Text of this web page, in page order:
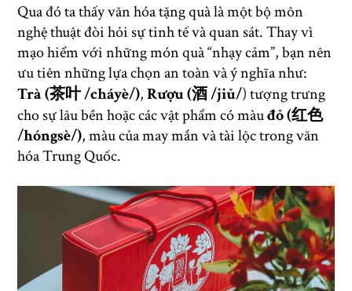
Qua đó ta thấy văn hóa tặng quà là một bộ môn
nghệ thuật đòi hỏi sự tinh tế và quan sát. Thay vì
mạo hiểm với những món quà “nhạy cảm”, bạn nên
ưu tiên những lựa chọn an toàn và ý nghĩa như:
Trà (茶叶 /cháyè/),Rượu (酒 /jiǔ/) tượng trưng
cho sự lâu bền hoặc các vật phẩm có màuđỏ (红色
/hóngsè/), màu của may mắn và tài lộc trong văn
hóa Trung Quốc.